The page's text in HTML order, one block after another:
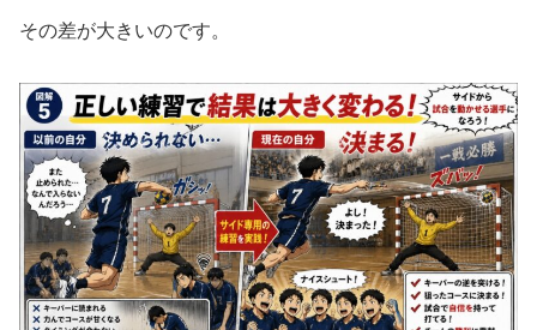
その差が大きいのです。